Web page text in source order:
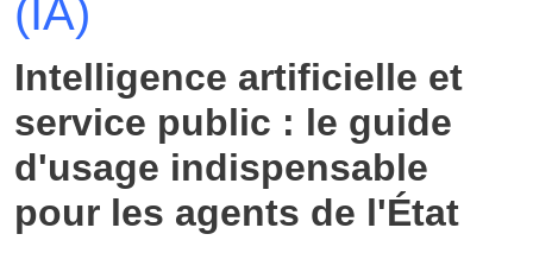
(IA)
Intelligence artificielle et
service public : le guide
d'usage indispensable
pour les agents de l'État